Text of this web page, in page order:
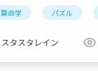
算命学 パズル
スタスタレイン